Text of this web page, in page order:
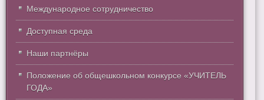
Международное сотрудничество
Доступная среда
Наши партнёры
Положение об общешкольном конкурсе «УЧИТЕЛЬ
ГОДА»